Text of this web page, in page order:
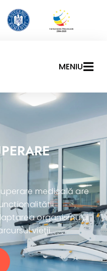
MENIU
medicală are
organismului
vieții.